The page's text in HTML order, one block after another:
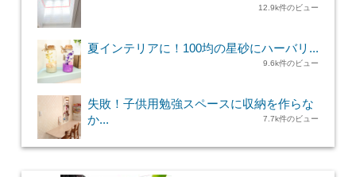
12.9k件のビュー
夏インテリアに！100均の星砂にハーバリ...
9.6k件のビュー
失敗！子供用勉強スペースに収納を作らな
か...
7.7k件のビュー